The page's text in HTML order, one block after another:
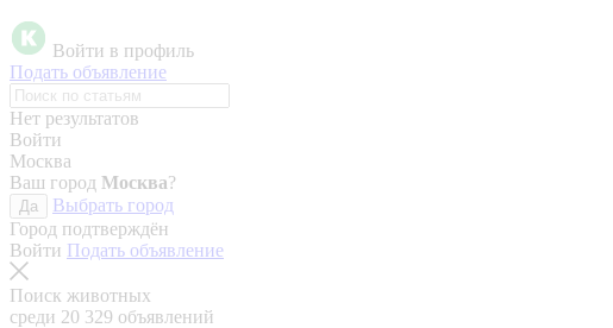
Войти в профиль
Подать объявление
Нет результатов
Войти
Москва
Ваш город Москва?
Да
Выбрать город
Город подтверждён
Войти Подать объявление
Поиск животных
среди 20 329 объявлений